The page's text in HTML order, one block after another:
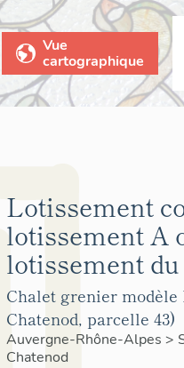
Vue
cartographique
Lotissement
lotissement A
lotissement
Chalet grenier
Chatenod, parcelle 43)
Auvergne-Rhône-Alpes >
Chatenod